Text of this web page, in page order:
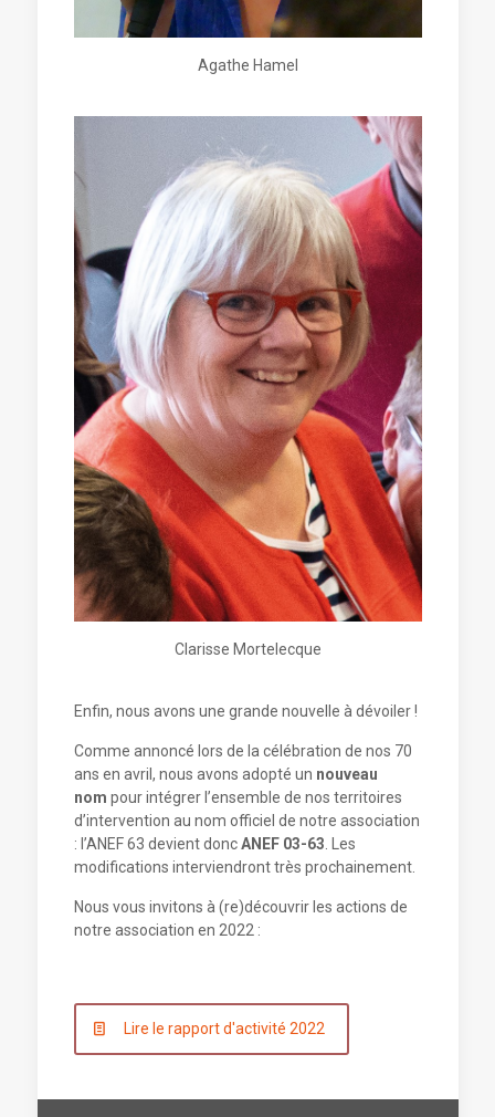
Agathe Hamel
Clarisse Mortelecque
Enfin, nous avons une grande nouvelle à dévoiler !
Comme annoncé lors de la célébration de nos 70
ans en avril, nous avons adopté un nouveau
nom pour intégrer l’ensemble de nos territoires
d’intervention au nom officiel de notre association
: l’ANEF 63 devient doncANEF 03-63 . Les
modifications interviendront très prochainement.
Nous vous invitons à (re)découvrir les actions de
notre association en 2022 :
Lire le rapport d'activité 2022